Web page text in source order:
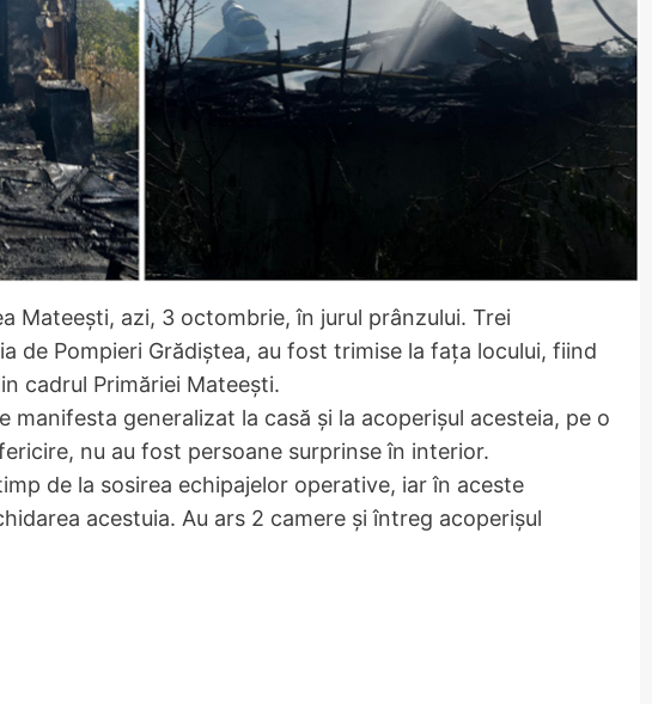
Mateești, azi, 3 octombrie, în jurul prânzului. Trei
de Pompieri Grădiștea, au fost trimise la fața locului, fiind
cadrul Primăriei Mateești.
manifesta generalizat la casă și la acoperișul acesteia, pe o
nu au fost persoane surprinse în interior.
de la sosirea echipajelor operative, iar în aceste
acestuia. Au ars 2 camere și întreg acoperișul